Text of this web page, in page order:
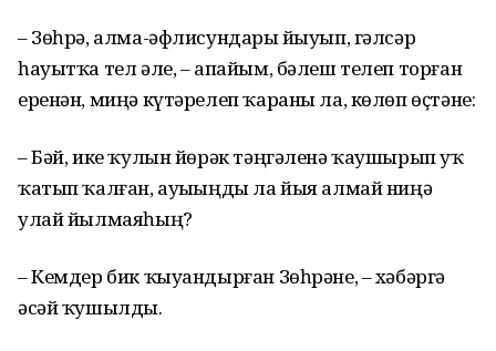
– Зөһрә, алма-әфлисундарҙы йыуып, гәлсәр
һауытҡа тел әле, – апайым, бәлеш телеп торған
еренән, миңә күтәрелеп ҡараны ла, көлөп өҫтәне:
– Бәй, ике ҡулын йөрәк тәңгәленә ҡаушырып уҡ
ҡатып ҡалған, ауыҙыңды ла йыя алмай ниңә
улай йылмаяһың?
– Кемдер бик ҡыуандырған Зөһрәне, – хәбәргә
әсәй ҡушылды.